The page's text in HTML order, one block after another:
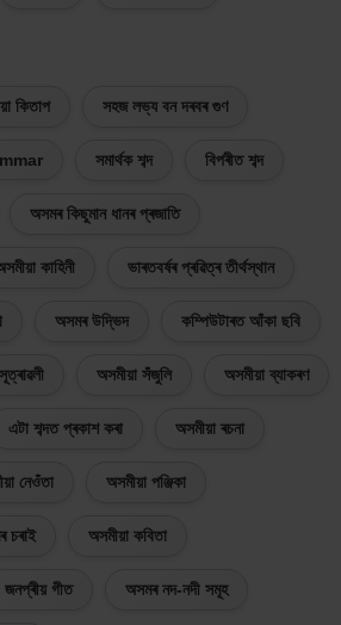
কিতাপ সহজ লভ্য বন দৰবৰ গুণ
সমাৰ্থক শব্দ বিপৰীত শব্দ
অসমৰ কিছুমান ধানৰ প্ৰজাতি
কাহিনী ভাৰতবৰ্ষৰ প্ৰৱিত্ৰ তীৰ্থস্থান
অসমৰ উদ্ভিদ কম্পিউটাৰত আঁকা ছবি
অসমীয়া সঁজুলি অসমীয়া ব্যাকৰণ
এটা শব্দত প্ৰকাশ কৰা অসমীয়া ৰচনা
নেওঁতা অসমীয়া পঞ্জিকা
চৰাই অসমীয়া কবিতা
জনপ্ৰীয় গীত অসমৰ নদ-নদী সমূহ